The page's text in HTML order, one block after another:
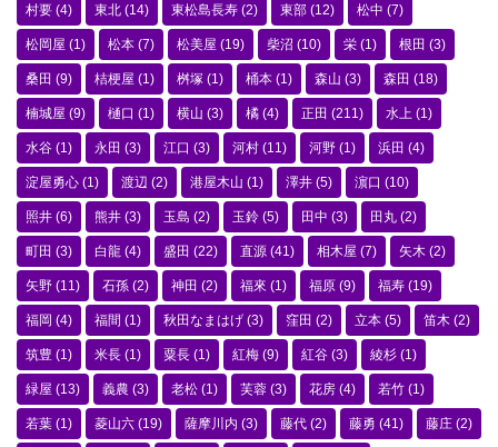
村要 (4) 東北 (14) 東松島長寿 (2) 東部 (12) 松中 (7)
松岡屋 (1) 松本 (7) 松美屋 (19) 柴沼 (10) 栄 (1) 根田 (3)
桑田 (9) 桔梗屋 (1) 桝塚 (1) 桶本 (1) 森山 (3) 森田 (18)
楠城屋 (9) 樋口 (1) 横山 (3) 橘 (4) 正田 (211) 水上 (1)
水谷 (1) 永田 (3) 江口 (3) 河村 (11) 河野 (1) 浜田 (4)
淀屋勇心 (1) 渡辺 (2) 港屋木山 (1) 澤井 (5) 濵口 (10)
照井 (6) 熊井 (3) 玉島 (2) 玉鈴 (5) 田中 (3) 田丸 (2)
町田 (3) 白龍 (4) 盛田 (22) 直源 (41) 相木屋 (7) 矢木 (2)
矢野 (11) 石孫 (2) 神田 (2) 福來 (1) 福原 (9) 福寿 (19)
福岡 (4) 福間 (1) 秋田なまはげ (3) 窪田 (2) 立本 (5) 笛木 (2)
筑豊 (1) 米長 (1) 粟長 (1) 紅梅 (9) 紅谷 (3) 綾杉 (1)
緑屋 (13) 義農 (3) 老松 (1) 芙蓉 (3) 花房 (4) 若竹 (1)
若葉 (1) 菱山六 (19) 薩摩川内 (3) 藤代 (2) 藤勇 (41) 藤庄 (2)